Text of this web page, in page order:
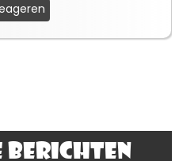
berichten